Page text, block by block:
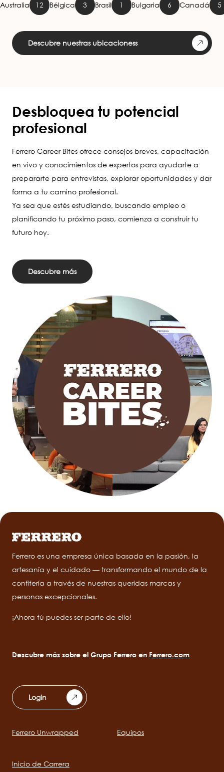
Descubre nuestras ubicacioness
12 Bélgica 3 Brasil 1 Bulgaria 6 Canadá 5 Chile
Desbloquea tu potencial
profesional
Ferrero Career Bites ofrece consejos breves, capacitación
en vivo y conocimientos de expertos para ayudarte a
prepararte para entrevistas, explorar oportunidades y dar
forma a tu camino profesional.
Ya sea que estés estudiando, buscando empleo o
planificando tu próximo paso, comienza a construir tu
futuro hoy.
Descubre más
Ferrero es una empresa única basada en la pasión, la
artesanía y el cuidado — transformando el mundo de la
confitería a través de nuestras queridas marcas y
personas excepcionales.
¡Ahora tú puedes ser parte de ello!
Descubre más sobre el Grupo Ferrero en Ferrero.com
Login
Main
Ferrero Unwrapped Equipos
Inicio de Carrera